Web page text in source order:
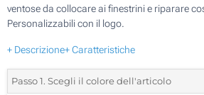
ventose da collocare ai finestrini e riparare
Personalizzabili con il logo.
+ Descrizione+ Caratteristiche
Passo 1. Scegli il colore dell'articolo